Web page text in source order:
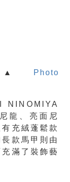
Photo
NINOMIYA
龍、亮面尼
充絨蓬鬆款
款馬甲則由
滿了裝飾藝